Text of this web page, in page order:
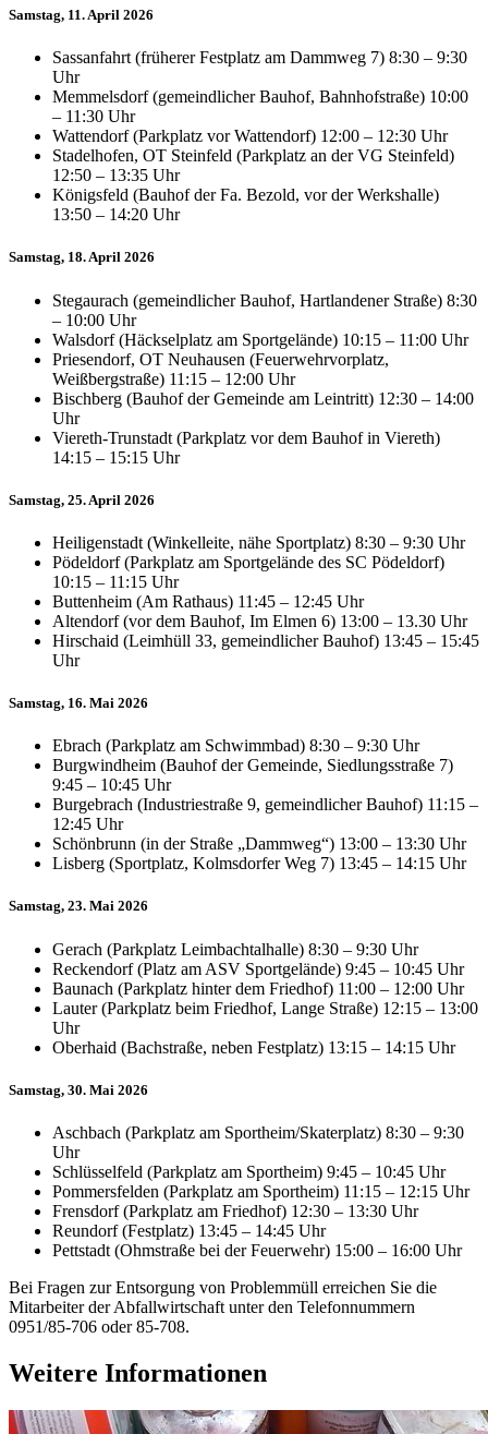
Samstag, 11. April 2026
Sassanfahrt (früherer Festplatz am Dammweg 7) 8:30 – 9:30
Uhr
Memmelsdorf (gemeindlicher Bauhof, Bahnhofstraße) 10:00
– 11:30 Uhr
Wattendorf (Parkplatz vor Wattendorf) 12:00 – 12:30 Uhr
Stadelhofen, OT Steinfeld (Parkplatz an der VG Steinfeld)
12:50 – 13:35 Uhr
Königsfeld (Bauhof der Fa. Bezold, vor der Werkshalle)
13:50 – 14:20 Uhr
Samstag, 18. April 2026
Stegaurach (gemeindlicher Bauhof, Hartlandener Straße) 8:30
– 10:00 Uhr
Walsdorf (Häckselplatz am Sportgelände) 10:15 – 11:00 Uhr
Priesendorf, OT Neuhausen (Feuerwehrvorplatz,
Weißbergstraße) 11:15 – 12:00 Uhr
Bischberg (Bauhof der Gemeinde am Leintritt) 12:30 – 14:00
Uhr
Viereth-Trunstadt (Parkplatz vor dem Bauhof in Viereth)
14:15 – 15:15 Uhr
Samstag, 25. April 2026
Heiligenstadt (Winkelleite, nähe Sportplatz) 8:30 – 9:30 Uhr
Pödeldorf (Parkplatz am Sportgelände des SC Pödeldorf)
10:15 – 11:15 Uhr
Buttenheim (Am Rathaus) 11:45 – 12:45 Uhr
Altendorf (vor dem Bauhof, Im Elmen 6) 13:00 – 13.30 Uhr
Hirschaid (Leimhüll 33, gemeindlicher Bauhof) 13:45 – 15:45
Uhr
Samstag, 16. Mai 2026
Ebrach (Parkplatz am Schwimmbad) 8:30 – 9:30 Uhr
Burgwindheim (Bauhof der Gemeinde, Siedlungsstraße 7)
9:45 – 10:45 Uhr
Burgebrach (Industriestraße 9, gemeindlicher Bauhof) 11:15 –
12:45 Uhr
Schönbrunn (in der Straße „Dammweg“) 13:00 – 13:30 Uhr
Lisberg (Sportplatz, Kolmsdorfer Weg 7) 13:45 – 14:15 Uhr
Samstag, 23. Mai 2026
Gerach (Parkplatz Leimbachtalhalle) 8:30 – 9:30 Uhr
Reckendorf (Platz am ASV Sportgelände) 9:45 – 10:45 Uhr
Baunach (Parkplatz hinter dem Friedhof) 11:00 – 12:00 Uhr
Lauter (Parkplatz beim Friedhof, Lange Straße) 12:15 – 13:00
Uhr
Oberhaid (Bachstraße, neben Festplatz) 13:15 – 14:15 Uhr
Samstag, 30. Mai 2026
Aschbach (Parkplatz am Sportheim/Skaterplatz) 8:30 – 9:30
Uhr
Schlüsselfeld (Parkplatz am Sportheim) 9:45 – 10:45 Uhr
Pommersfelden (Parkplatz am Sportheim) 11:15 – 12:15 Uhr
Frensdorf (Parkplatz am Friedhof) 12:30 – 13:30 Uhr
Reundorf (Festplatz) 13:45 – 14:45 Uhr
Pettstadt (Ohmstraße bei der Feuerwehr) 15:00 – 16:00 Uhr
Bei Fragen zur Entsorgung von Problemmüll erreichen Sie die
Mitarbeiter der Abfallwirtschaft unter den Telefonnummern
0951/85-706 oder 85-708.
Weitere Informationen